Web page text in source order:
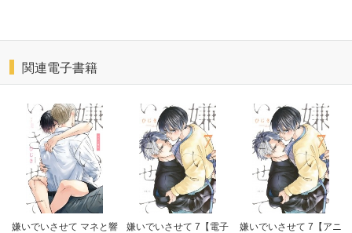
関連電子書籍
嫌いでいさせて マネと響
嫌いでいさせて 7【電子
嫌いでいさせて 7【アニ